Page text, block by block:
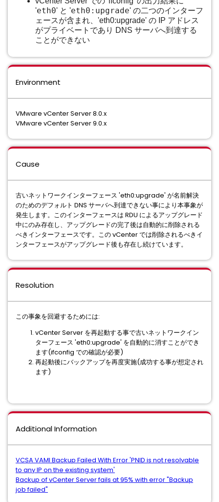
'eth0' と 'eth0:upgrade' の二つのインターフ
ェースが含まれ、'eth0:upgrade' の IP アドレス
がプライベートであり DNS サーバへ到達する
ことができない
Environment
VMware vCenter Server 8.0.x
VMware vCenter Server 9.0.x
Cause
古いネットワークインターフェース 'eth0:upgrade' が名前解決
のためのデフォルト DNS サーバへ到達できない事により本事象が
発生します。このインターフェースは RDU によるアップグレード
中にのみ存在し、アップグレードの完了後は自動的に削除される
べきインターフェースです。この vCenter では削除されるべきイ
ンターフェースがアップグレード後も存在し続けています。
Resolution
この事象を回避するためには:
vCenter Server を再起動する事で古いネットワークイン
ターフェース 'eth0:upgrade' を自動的に消すことができ
ます(ifconfig での確認が必要)
再起動後にバックアップを再度実施(成功する事が想定され
ます)
Additional Information
VCSA VAMI Backup Failed With Error 'PNID is not resolvable
to any IP on the existing system'
Backup of vCenter Server fails at 95% with error "Backup
job failed"